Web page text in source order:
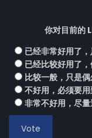
你对目前的
已经非常好用了
已经比较好用了
比较一般，只是
不好用，必须要
非常不好用，尽